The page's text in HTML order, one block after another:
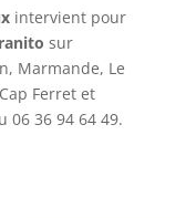
intervient pour
sur
Marmande, Le
Ferret et
06 36 94 64 49.